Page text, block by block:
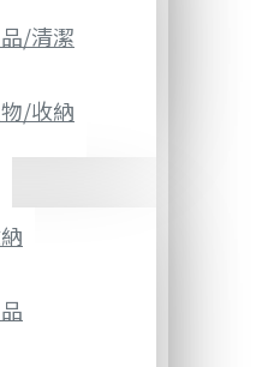
/清潔
/收納